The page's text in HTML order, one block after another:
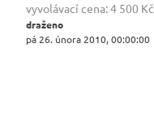
vyvolávací cena:4 500 Kč
draženo
pá 26. února 2010, 00:00:00